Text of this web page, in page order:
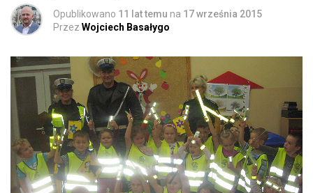
Opublikowano 11 lat temu na 17 września 2015
Przez Wojciech Basałygo